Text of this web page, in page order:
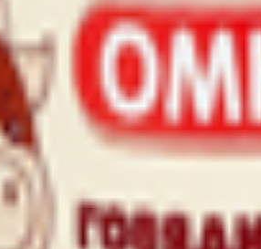
акционерного общества